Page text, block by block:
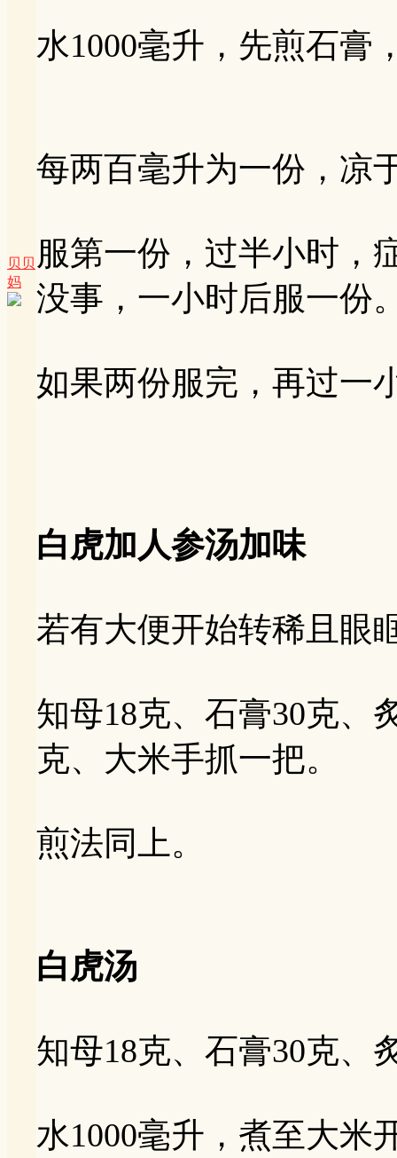
贝贝
妈
水1000毫升，先煎石膏
每两百毫升为一份，凉
服第一份，过半小时，
没事，一小时后服一份
如果两份服完，再过一
白虎加人参汤加味
若有大便开始转稀且眼
知母18克、石膏30克、
克、大米手抓一把。
煎法同上。
白虎汤
知母18克、石膏30克、
水1000毫升，煮至大米